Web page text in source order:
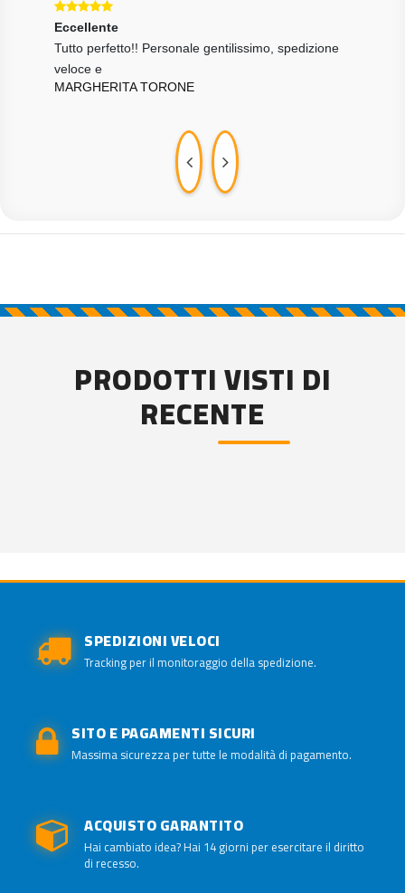
Eccellente
Tutto perfetto!! Personale gentilissimo, spedizione
veloce e
MARGHERITA TORONE
Eccellente
tutto come da descrizione, venditore affidabilissimo
DDC
PRODOTTI VISTI DI
RECENTE
SPEDIZIONI VELOCI
Tracking per il monitoraggio della spedizione.
SITO E PAGAMENTI SICURI
Massima sicurezza per tutte le modalità di pagamento.
ACQUISTO GARANTITO
Hai cambiato idea? Hai 14 giorni per esercitare il diritto
di recesso.